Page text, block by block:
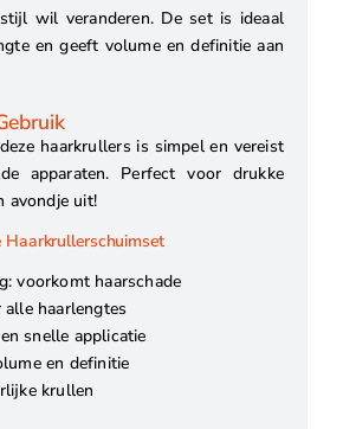
wil veranderen. De set is ideaal
en geeft volume en definitie aan
haarkrullers is simpel en vereist
apparaten. Perfect voor drukke
avondje uit!
Haarkrullerschuimset
voorkomt haarschade
haarlengtes
snelle applicatie
en definitie
krullen